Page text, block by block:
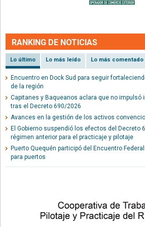
RANKING DE NOTICIAS
Lo último Lo más leído Lo más comentado
Encuentro en Dock Sud para seguir
de la región
Capitanes y Baqueanos aclara que no impulsó
tras el Decreto 690/2026
Avances en la gestión de los activos
El Gobierno suspendió los efectos del Decreto
régimen anterior para el practicaje y pilotaje
Puerto Quequén participó del Encuentro
para puertos